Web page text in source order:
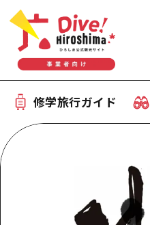
修学旅行ガイド
修学旅行ガ
体験型学
おすすめ
旅行会社
観光素材
統計データ